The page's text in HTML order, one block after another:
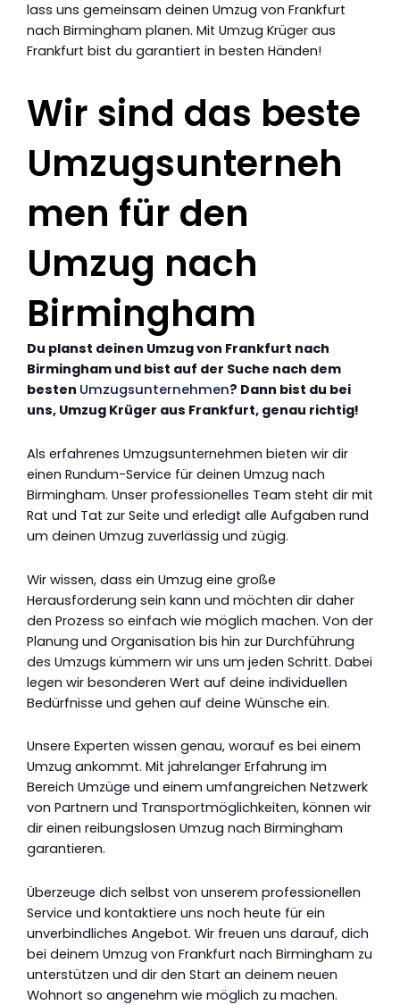
lass uns gemeinsam deinen Umzug von Frankfurt
nach Birmingham planen. Mit Umzug Krüger aus
Frankfurt bist du garantiert in besten Händen!
Wir sind das beste
Umzugsunterneh
men für den
Umzug nach
Birmingham
Du planst deinen Umzug von Frankfurt nach
Birmingham und bist auf der Suche nach dem
besten Umzugsunternehmen? Dann bist du bei
uns, Umzug Krüger aus Frankfurt, genau richtig!
Als erfahrenes Umzugsunternehmen bieten wir dir
einen Rundum-Service für deinen Umzug nach
Birmingham. Unser professionelles Team steht dir mit
Rat und Tat zur Seite und erledigt alle Aufgaben rund
um deinen Umzug zuverlässig und zügig.
Wir wissen, dass ein Umzug eine große
Herausforderung sein kann und möchten dir daher
den Prozess so einfach wie möglich machen. Von der
Planung und Organisation bis hin zur Durchführung
des Umzugs kümmern wir uns um jeden Schritt. Dabei
legen wir besonderen Wert auf deine individuellen
Bedürfnisse und gehen auf deine Wünsche ein.
Unsere Experten wissen genau, worauf es bei einem
Umzug ankommt. Mit jahrelanger Erfahrung im
Bereich Umzüge und einem umfangreichen Netzwerk
von Partnern und Transportmöglichkeiten, können wir
dir einen reibungslosen Umzug nach Birmingham
garantieren.
Überzeuge dich selbst von unserem professionellen
Service und kontaktiere uns noch heute für ein
unverbindliches Angebot. Wir freuen uns darauf, dich
bei deinem Umzug von Frankfurt nach Birmingham zu
unterstützen und dir den Start an deinem neuen
Wohnort so angenehm wie möglich zu machen.